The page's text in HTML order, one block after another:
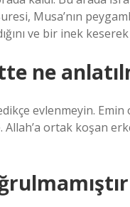
Musa’nın
ve bir inek
ne
evlenmeyin.
ortak koşan